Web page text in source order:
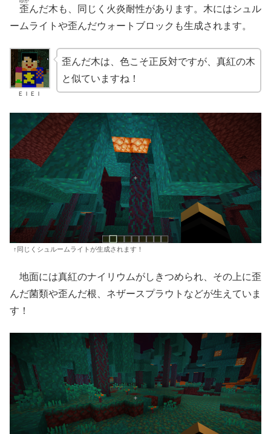
歪んだ木も、同じく火炎耐性があります。木にはシュル
ームライトや歪んだウォートブロックも生成されます。
ＥＩＥＩ
歪んだ木は、色こそ正反対ですが、真紅の木
と似ていますね！
↑同じくシュルームライトが生成されます！
地面には真紅のナイリウムがしきつめられ、その上に歪
んだ菌類や歪んだ根、ネザースプラウトなどが生えていま
す！